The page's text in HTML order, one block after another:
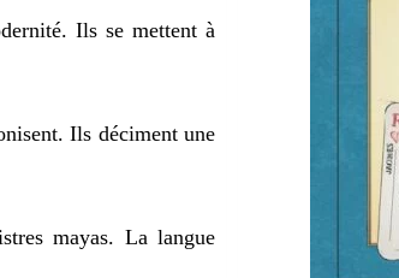
Ils se mettent à
Ils déciment une
mayas. La langue